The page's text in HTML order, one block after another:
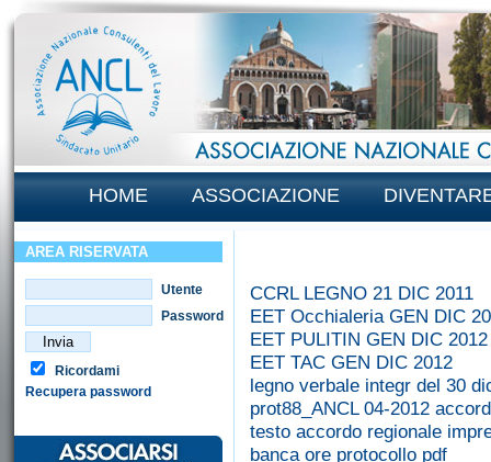
HOME ASSOCIAZIONE
AREA RISERVATA
Utente
Password
Ricordami
Recupera password
CCRL LEGNO 21 DIC 2011
EET Occhialeria GEN DIC
EET PULITIN GEN DIC 2012
EET TAC GEN DIC 2012
legno verbale integr del 30
prot88_ANCL 04-2012
testo accordo regionale
banca ore protocollo pdf